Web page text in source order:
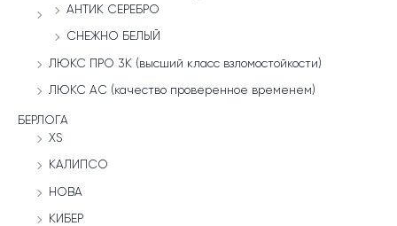
АНТИК СЕРЕБРО
СНЕЖНО БЕЛЫЙ
ЛЮКС ПРО 3К (высший класс взломостойкости)
ЛЮКС АС (качество проверенное временем)
БЕРЛОГА
XS
КАЛИПСО
НОВА
КИБЕР